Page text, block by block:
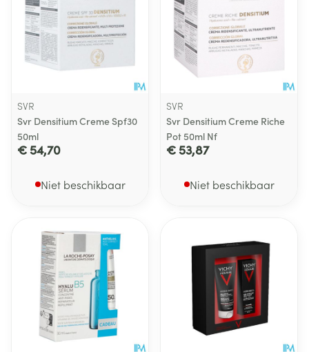
SVR
Svr Densitium Creme Spf30
50ml
€ 54,70
Niet beschikbaar
SVR
Svr Densitium Creme Riche
Pot 50ml Nf
€ 53,87
Niet beschikbaar